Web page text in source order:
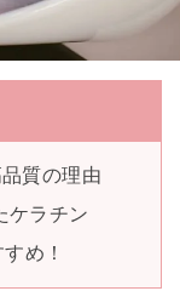
質の理由
ケラチン
め！